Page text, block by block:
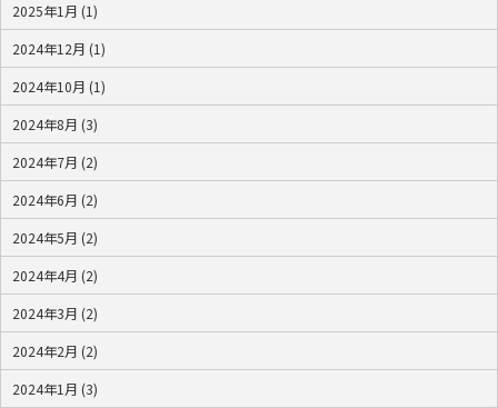
2025年1月 (1)
2024年12月 (1)
2024年10月 (1)
2024年8月 (3)
2024年7月 (2)
2024年6月 (2)
2024年5月 (2)
2024年4月 (2)
2024年3月 (2)
2024年2月 (2)
2024年1月 (3)